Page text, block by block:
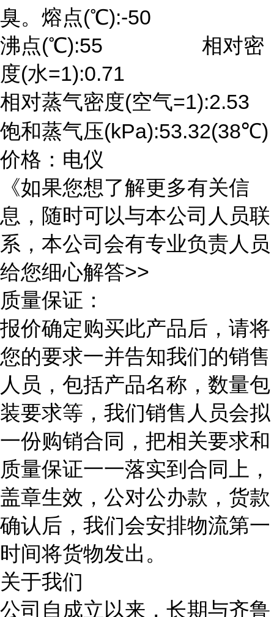
臭。熔点(℃):-50
沸点(℃):55 相对密
度(水=1):0.71
相对蒸气密度(空气=1):2.53
饱和蒸气压(kPa):53.32(38℃)
价格：电仪
《如果您想了解更多有关信
息，随时可以与本公司人员联
系，本公司会有专业负责人员
给您细心解答>>
质量保证：
报价确定购买此产品后，请将
您的要求一并告知我们的销售
人员，包括产品名称，数量包
装要求等，我们销售人员会拟
一份购销合同，把相关要求和
质量保证一一落实到合同上，
盖章生效，公对公办款，货款
确认后，我们会安排物流第一
时间将货物发出。
关于我们
公司自成立以来，长期与齐鲁